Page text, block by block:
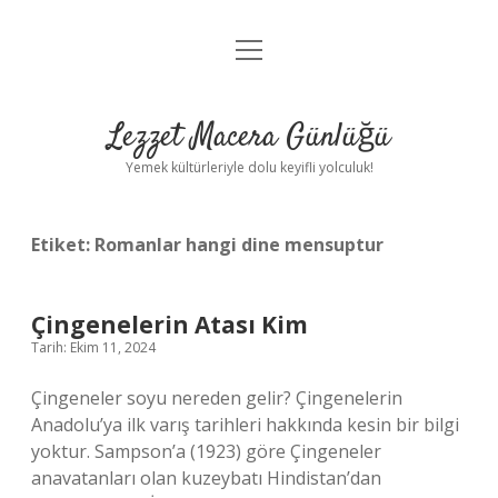
Anasayfa
Yasal Uyarı
menüyü
Lezzet Macera Günlüğü
Yemek kültürleriyle dolu keyifli yolculuk!
Etiket: Romanlar hangi dine mensuptur
Çingenelerin Atası Kim
Tarih: Ekim 11, 2024
Çingeneler soyu nereden gelir? Çingenelerin
Anadolu’ya ilk varış tarihleri ​​hakkında kesin bir bilgi
yoktur. Sampson’a (1923) göre Çingeneler
anavatanları olan kuzeybatı Hindistan’dan